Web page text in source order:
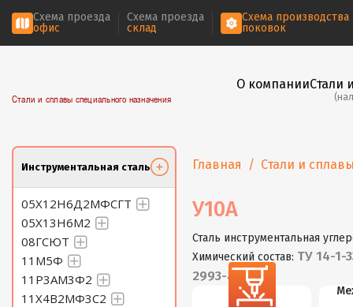
Схема проезда
офис
Схема проезда
склад
Схема производства
поковок
Стали и сплавы специального назначения
О компанииСтали
Инструментальная сталь
05Х12Н6Д2МФСГТ
05Х13Н6М2
08ГСЮТ
11М5Ф
11Р3АМ3Ф2
11Х4В2МФ3С2
Главная Стали и
У10А
Сталь инструментальная
Химический состав: ТУ 14-1-
2993-80
Резка